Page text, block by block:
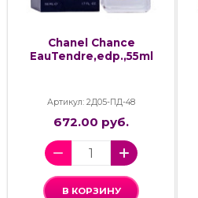
Chanel Chance
EauTendre,edp.,55ml
Артикул: 2Д05-ПД-48
672.00 руб.
В КОРЗИНУ